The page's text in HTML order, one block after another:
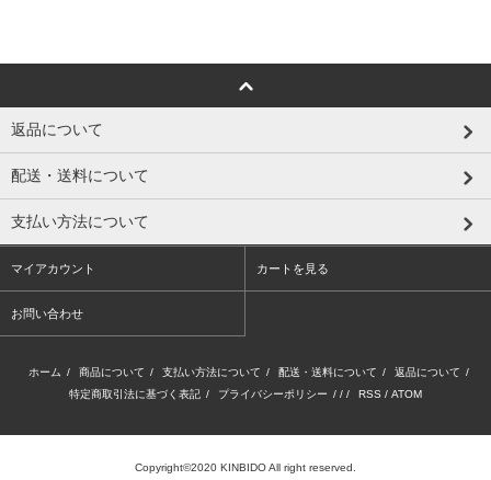
返品について
配送・送料について
支払い方法について
マイアカウント カートを見る
お問い合わせ
ホーム / 商品について / 支払い方法について / 配送・送料について / 返品について /
特定商取引法に基づく表記 / プライバシーポリシー / / / RSS / ATOM
Copyright©2020 KINBIDO All right reserved.